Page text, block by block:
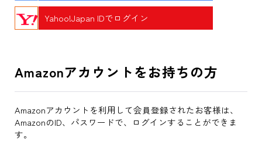
Yahoo!Japan IDでログイン
Amazonアカウントをお持ちの方
Amazonアカウントを利用して会員登録されたお客様は、
AmazonのID、パスワードで、ログインすることができま
す。